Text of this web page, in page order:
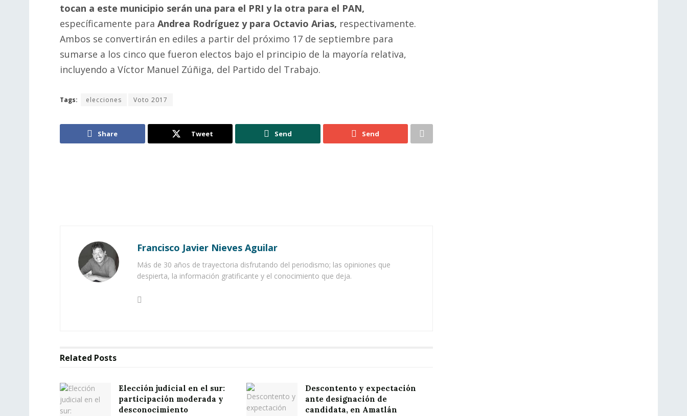
tocan a este municipio serán una para el PRI y la otra para el PAN,
específicamente para Andrea Rodríguez y para Octavio Arias, respectivamente.
Ambos se convertirán en ediles a partir del próximo 17 de septiembre para
sumarse a los cinco que fueron electos bajo el principio de la mayoría relativa,
incluyendo a Víctor Manuel Zúñiga, del Partido del Trabajo.
Tags: elecciones Voto 2017
Share Tweet Send Send
Francisco Javier Nieves Aguilar
Más de 30 años de trayectoria disfrutando del periodismo; las opiniones que
despierta, la información gratificante y el conocimiento que deja.
Related Posts
Elección judicial en el sur:
participación moderada y
desconocimiento
Descontento y expectación
ante designación de
candidata, en Amatlán